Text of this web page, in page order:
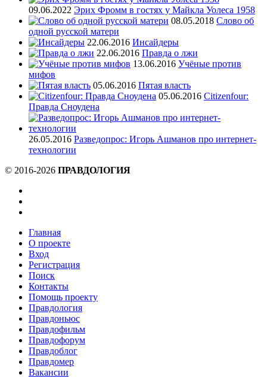
09.06.2022 Эрих Фромм в гостях у Майкла Уолеса 1958
08.05.2018 Слово об
одной русской матери
22.06.2016 Инсайдеры
22.06.2016 Правда о лжи
13.06.2016 Учёные против
мифов
05.06.2016 Пятая власть
05.06.2016 Citizenfour:
Правда Сноудена
26.05.2016 Разведопрос: Игорь Ашманов про интернет-
технологии
© 2016-2026 ПРАВДОЛОГИЯ
Главная
О проекте
Вход
Регистрация
Поиск
Контакты
Помощь проекту
Правдология
Правдоньюс
Правдофильм
Правдофорум
Правдоблог
Правдомер
Вакансии